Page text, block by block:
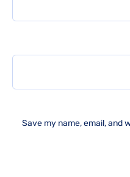
Save my name, email, and